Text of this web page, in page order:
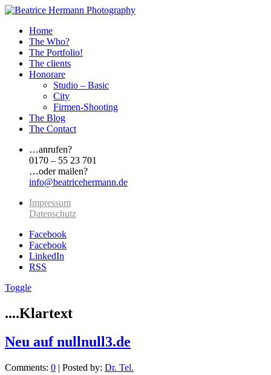
Home
The Who?
The Portfolio!
The clients
Honorare
Studio – Basic
City
Firmen-Shooting
The Blog
The Contact
…anrufen?
0170 – 55 23 701
…oder mailen?
info@beatricehermann.de
Impressum
Datenschutz
Facebook
Facebook
LinkedIn
RSS
Toggle
....Klartext
Neu auf nullnull3.de
Comments: 0 | Posted by: Dr. Tel.